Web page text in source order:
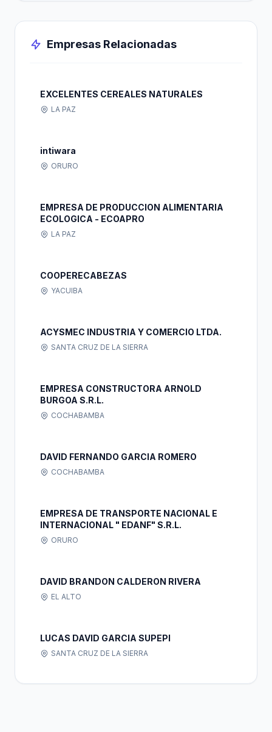
Empresas Relacionadas
EXCELENTES CEREALES NATURALES
LA PAZ
intiwara
ORURO
EMPRESA DE PRODUCCION ALIMENTARIA
ECOLOGICA - ECOAPRO
LA PAZ
COOPERECABEZAS
YACUIBA
ACYSMEC INDUSTRIA Y COMERCIO LTDA.
SANTA CRUZ DE LA SIERRA
EMPRESA CONSTRUCTORA ARNOLD
BURGOA S.R.L.
COCHABAMBA
DAVID FERNANDO GARCIA ROMERO
COCHABAMBA
EMPRESA DE TRANSPORTE NACIONAL E
INTERNACIONAL " EDANF" S.R.L.
ORURO
DAVID BRANDON CALDERON RIVERA
EL ALTO
LUCAS DAVID GARCIA SUPEPI
SANTA CRUZ DE LA SIERRA